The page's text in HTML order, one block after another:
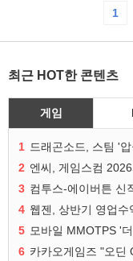
1
최근 HOT한 콘텐츠
게임
1 드래곤소드, 스팀 '
2 엔씨, 게임스컴
3
4 웹젠, 상반기 영업
5 모바일 MMOTPS '
6 카카오게임즈 "오딘